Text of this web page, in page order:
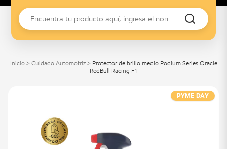
Inicio > Cuidado Automotriz > Protector de brillo medio Podium Series Oracle
RedBull Racing F1
PYME DAY